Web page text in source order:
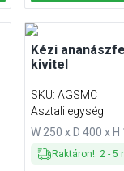
Kézi
kivitel
SKU: AGSMC
Asztali egység
W 250 x D 400 x
Raktáron!: 2 - 5